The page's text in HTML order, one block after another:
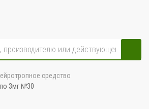
средство
3мг №30